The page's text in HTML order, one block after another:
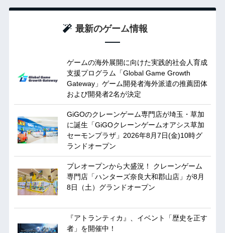
最新のゲーム情報
ゲームの海外展開に向けた実践的社会人育成
支援プログラム「Global Game Growth
Gateway」ゲーム開発者海外派遣の推薦団体
および開発者2名が決定
GiGOのクレーンゲーム専門店が埼玉・草加
に誕生「GiGOクレーンゲームオアシス草加
セーモンプラザ」2026年8月7日(金)10時グ
ランドオープン
プレオープンから大盛況！ クレーンゲーム
専門店「ハンターズ奈良大和郡山店」が8月
8日（土）グランドオープン
『アトランティカ』、イベント「歴史を正す
者」を開催中！